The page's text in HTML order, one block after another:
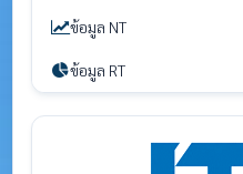
ข้อมูล NT
ข้อมูล RT